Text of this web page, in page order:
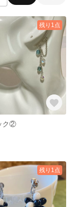
残り1点
ク②
残り1点